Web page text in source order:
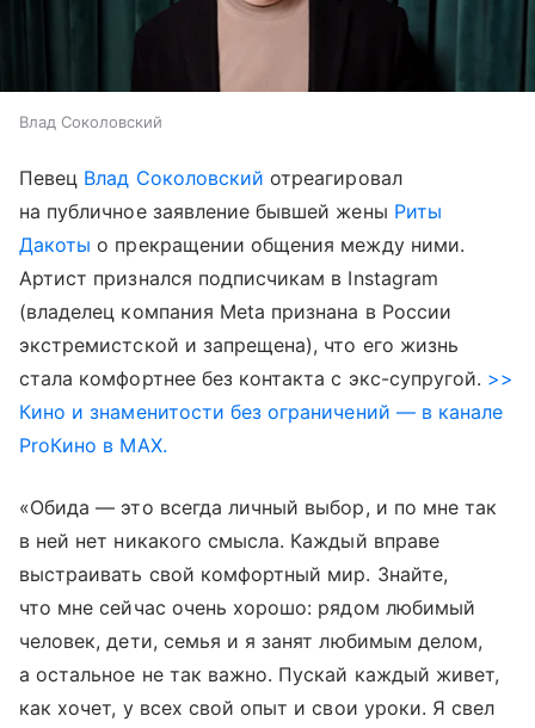
Влад Соколовский
Певец Влад Соколовский отреагировал
на публичное заявление бывшей жены Риты
Дакоты о прекращении общения между ними.
Артист признался подписчикам в Instagram
(владелец компания Meta признана в России
экстремистской и запрещена), что его жизнь
стала комфортнее без контакта с экс-супругой. >>
Кино и знаменитости без ограничений — в канале
ProКино в MAX.
«Обида — это всегда личный выбор, и по мне так
в ней нет никакого смысла. Каждый вправе
выстраивать свой комфортный мир. Знайте,
что мне сейчас очень хорошо: рядом любимый
человек, дети, семья и я занят любимым делом,
а остальное не так важно. Пускай каждый живет,
как хочет, у всех свой опыт и свои уроки. Я свел